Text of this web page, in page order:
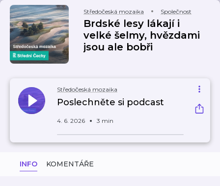
Středočeská mozaika Společnost
Brdské lesy lákají i
velké šelmy, hvězdami
jsou ale bobři
Středočeská mozaika
Poslechněte si podcast
4. 6. 2026 3 min
INFO KOMENTÁŘE